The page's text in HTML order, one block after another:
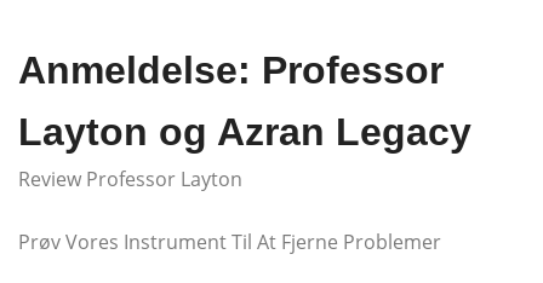
Anmeldelse: Professor
Layton og Azran Legacy
Review Professor Layton
Prøv Vores Instrument Til At Fjerne Problemer